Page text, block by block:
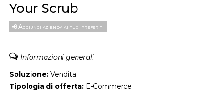
Your Scrub
Aggiungi azienda ai tuoi preferiti
Informazioni generali
Soluzione: Vendita
Tipologia di offerta: E-Commerce